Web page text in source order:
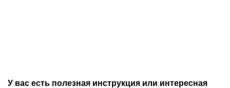
У вас есть полезная инструкция или интересная